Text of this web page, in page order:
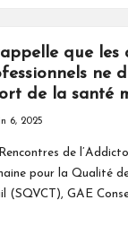
que les
ne
de la santé
6, 2025
de
pour la Qualité
(SQVCT), GAE